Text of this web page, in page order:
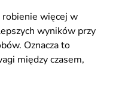
więcej w
wyników przy
Oznacza to
między czasem,